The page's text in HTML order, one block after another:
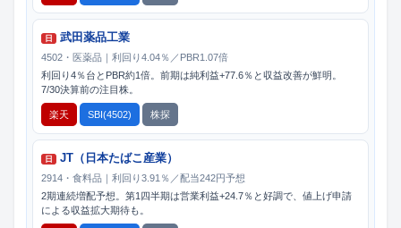
日 武田薬品工業
4502・医薬品｜利回り4.04％／PBR1.07倍
利回り4％台とPBR約1倍。前期は純利益+77.6％と収益改善が鮮明。
7/30決算前の注目株。
楽天 SBI(4502) 株探
日 JT（日本たばこ産業）
2914・食料品｜利回り3.91％／配当242円予想
2期連続増配予想。第1四半期は営業利益+24.7％と好調で、値上げ申請
による収益拡大期待も。